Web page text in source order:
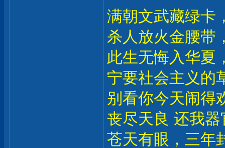
满朝文武藏绿卡
杀人放火金腰带
此生无悔入华夏
宁要社会主义的
别看你今天闹得
丧尽天良 还我
苍天有眼，三年